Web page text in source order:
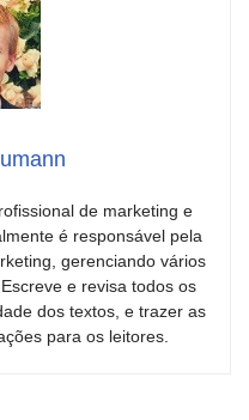
de marketing e
é responsável pela
gerenciando vários
e revisa todos os
dos textos, e trazer as
para os leitores.